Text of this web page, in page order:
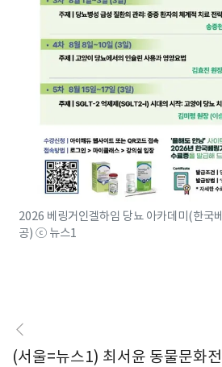
2026 베링거인겔하임 당뇨 아카데미(한국
공) ⓒ 뉴스1
(서울=뉴스1) 최서윤 동물문화